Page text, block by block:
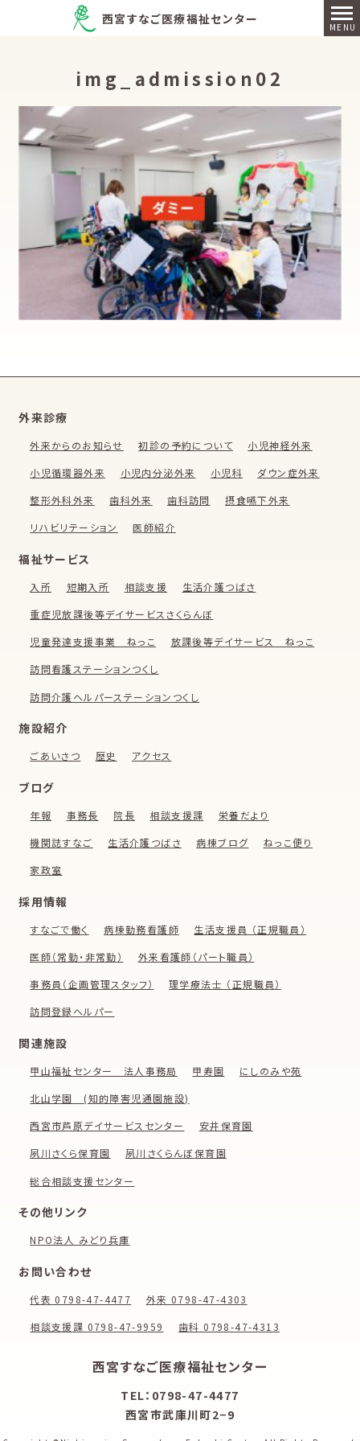
西宮すなご医療福祉センター
img_admission02
外来診療
外来からのお知らせ 初診の予約について 小児神経外来
小児循環器外来 小児内分泌外来 小児科 ダウン症外来
整形外科外来 歯科外来 歯科訪問 摂食嚥下外来
リハビリテーション 医師紹介
福祉サービス
入所 短期入所 相談支援 生活介護つばさ
重症児放課後等デイサービスさくらんぼ
児童発達支援事業 ねっこ 放課後等デイサービス ねっこ
訪問看護ステーションつくし
訪問介護ヘルパーステーションつくし
施設紹介
ごあいさつ 歴史 アクセス
ブログ
年報 事務長 院長 相談支援課 栄養だより
機関誌すなご 生活介護つばさ 病棟ブログ ねっこ便り
家政室
採用情報
すなごで働く 病棟勤務看護師 生活支援員 （正規職員）
医師（常勤・非常勤） 外来看護師（パート職員）
事務員（企画管理スタッフ） 理学療法士 （正規職員）
訪問登録ヘルパー
関連施設
甲山福祉センター 法人事務局 甲寿園 にしのみや苑
北山学園 (知的障害児通園施設)
西宮市芦原デイサービスセンター 安井保育園
夙川さくら保育園 夙川さくらんぼ保育園
総合相談支援センター
その他リンク
NPO法人 みどり兵庫
お問い合わせ
代表 0798-47-4477 外来 0798-47-4303
相談支援課 0798-47-9959 歯科 0798-47-4313
西宮すなご医療福祉センター
TEL：0798-47-4477
西宮市武庫川町2−9